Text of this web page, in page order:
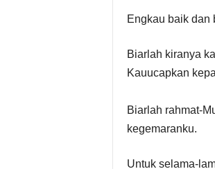
Engkau baik dan
Biarlah kiranya
Kauucapkan
Biarlah rahmat-
kegemaranku.
Untuk selama-